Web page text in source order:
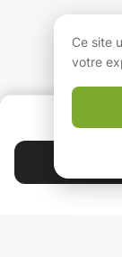
peut-plus
Partant·e pour
Ce site
votre